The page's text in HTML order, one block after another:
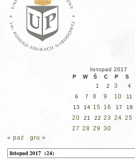
listopad 2017
P
W Ś C P S
1
2 3 4
6
7 8 9 10 11
13 14 15 16 17 18
20
21 22 23 24 25
27 28 29 30
« paź
gru »
Archiwum